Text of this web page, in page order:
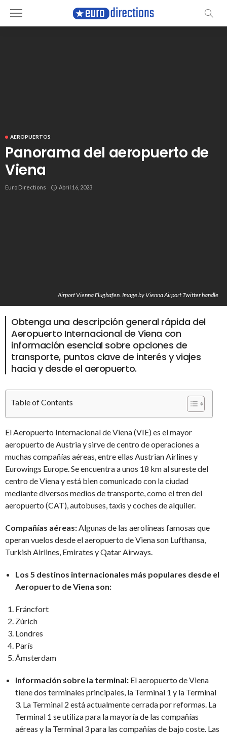
AEROPUERTOS
Panorama del aeropuerto de
Viena
Euro Directions Abril 16, 2023
Airport Vienna Flughafen. Image by Vienna Airport Twitter handle
Obtenga una descripción general rápida del
Aeropuerto Internacional de Viena con
información esencial sobre opciones de
transporte, puntos clave de interés y viajes
hacia y desde el aeropuerto.
Table of Contents
El Aeropuerto Internacional de Viena (VIE) es el mayor
aeropuerto de Austria y sirve de centro de operaciones a
muchas compañías aéreas, entre ellas Austrian Airlines y
Eurowings Europe. Se encuentra a unos 18 km al sureste del
centro de Viena y está bien comunicado con la ciudad
mediante diversos medios de transporte, como el tren del
aeropuerto (CAT), autobuses, taxis y coches de alquiler.
Compañías aéreas:Algunas de las aerolíneas famosas que
operan vuelos desde el aeropuerto de Viena son Lufthansa,
Turkish Airlines, Emirates y Qatar Airways.
Los 5 destinos internacionales más populares desde el
Aeropuerto de Viena son:
Fráncfort
Zúrich
Londres
París
Ámsterdam
Información sobre la terminal: El aeropuerto de Viena
tiene dos terminales principales, la Terminal 1 y la Terminal
3. La Terminal 2 está actualmente cerrada por reformas. La
Terminal 1 se utiliza para la mayoría de las compañías
aéreas y la Terminal 3 para las compañías de bajo coste. Las